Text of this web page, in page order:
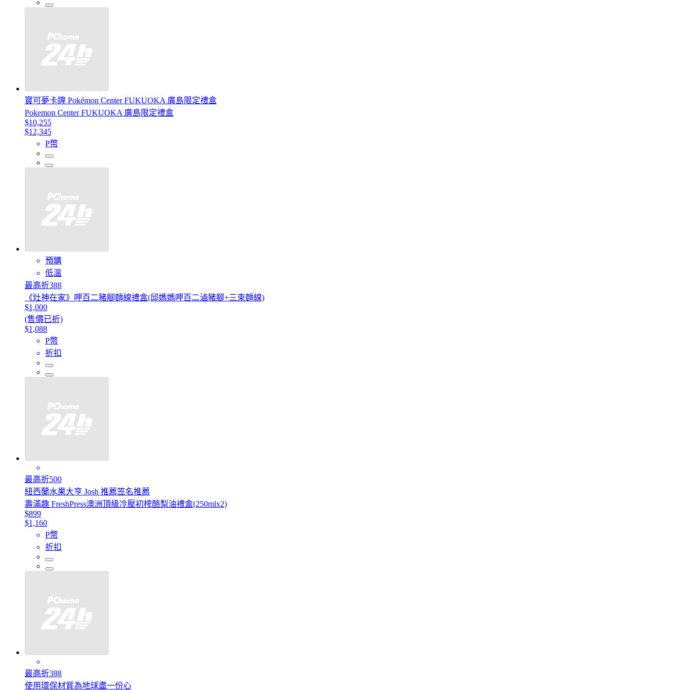
寶可夢卡牌 Pokémon Center FUKUOKA 廣島限定禮盒
Pokemon Center FUKUOKA 廣島限定禮盒
$10,255
$12,345
P幣
預購
低溫
最高折388
《灶神在家》呷百二豬腳麵線禮盒(邱媽媽呷百二滷豬腳+三束麵線)
$1,000
(售價已折)
$1,088
P幣
折扣
最高折500
紐西蘭水果大亨 Josh 推薦签名推薦
壽滿趣 FreshPress澳洲頂級冷壓初榨酪梨油禮盒(250mlx2)
$899
$1,160
P幣
折扣
最高折388
使用環保材質為地球盡一份心